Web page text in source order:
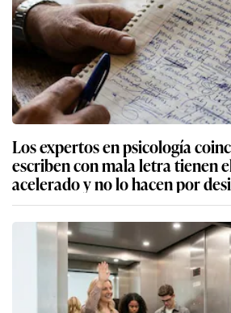
Los expertos en psicología
escriben con mala letra tienen
acelerado y no lo hacen por